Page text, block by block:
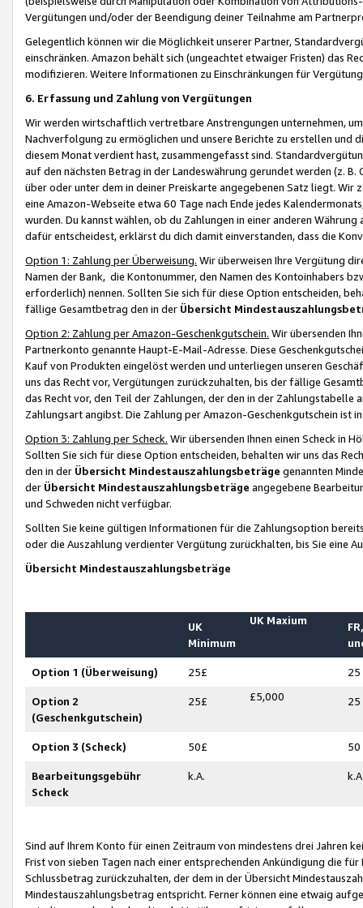
Vergütungen und/oder der Beendigung deiner Teilnahme am
Gelegentlich können wir die Möglichkeit unserer Partner,
einschränken. Amazon behält sich (ungeachtet etwaiger Fristen) das
modifizieren. Weitere Informationen zu Einschränkungen für
6. Erfassung und Zahlung von Vergütungen
Wir werden wirtschaftlich vertretbare Anstrengungen unternehmen,
Nachverfolgung zu ermöglichen und unsere Berichte zu erstellen und
diesem Monat verdient hast, zusammengefasst sind.
auf den nächsten Betrag in der Landeswährung gerundet werden (z.
über oder unter dem in deiner Preiskarte angegebenen Satz liegt.
eine Amazon-Webseite etwa 60 Tage nach Ende jedes
wurden. Du kannst wählen, ob du Zahlungen in einer anderen
dafür entscheidest, erklärst du dich damit einverstanden, dass die
Option 1: Zahlung per Überweisung. Wir überweisen Ihre Vergütung
Namen der Bank, die Kontonummer, den Namen des Kontoinhabers
erforderlich) nennen. Sollten Sie sich für diese Option entscheiden,
fällige Gesamtbetrag den in der Übersicht
Option 2: Zahlung per Amazon-Geschenkgutschein. Wir übersenden
Partnerkonto genannte Haupt-E-Mail-Adresse. Diese
Kauf von Produkten eingelöst werden und unterliegen unseren
uns das Recht vor, Vergütungen zurückzuhalten, bis der fällige
das Recht vor, den Teil der Zahlungen, der den in der
Zahlungsart angibst. Die Zahlung per Amazon-Geschenkgutschein ist
Option 3: Zahlung per Scheck. Wir übersenden Ihnen einen Scheck in
Sollten Sie sich für diese Option entscheiden, behalten wir uns das
den in der Übersicht Mindestauszahlungsbeträge genannten
der Übersicht Mindestauszahlungsbeträge angegebene
und Schweden nicht verfügbar.
Sollten Sie keine gültigen Informationen für die Zahlungsoption
oder die Auszahlung verdienter Vergütung zurückhalten, bis Sie
Übersicht Mindestauszahlungsbeträge
UK
Minimum
UK Maxium
Option 1 (Überweisung) 25£ 25
Option 2
(Geschenkgutschein)
25£ £5,000 25
Option 3 (Scheck) 50£ 50
Bearbeitungsgebühr
Scheck
k.A.
Sind auf Ihrem Konto für einen Zeitraum von mindestens drei Jahren
Frist von sieben Tagen nach einer entsprechenden Ankündigung die
Schlussbetrag zurückzuhalten, der dem in der Übersicht
Mindestauszahlungsbetrag entspricht. Ferner können eine etwaig